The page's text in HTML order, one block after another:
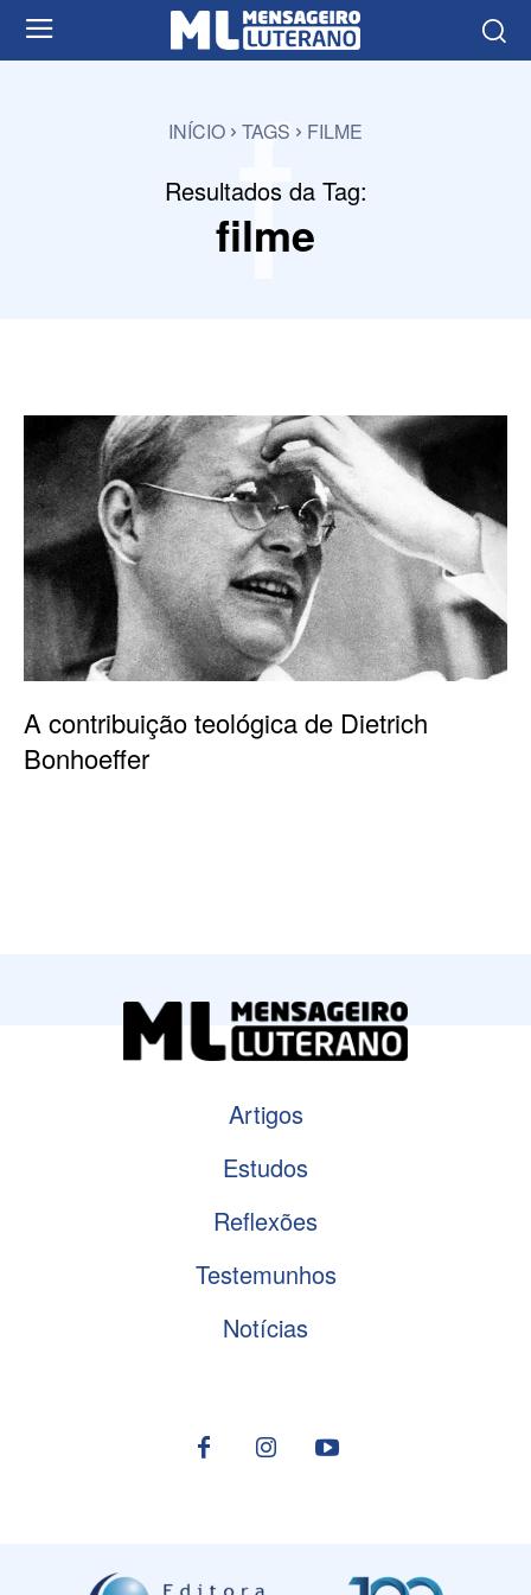
INÍCIO TAGS FILME
Resultados da Tag:
filme
f
A contribuição teológica de Dietrich
Bonhoeffer
Artigos
Estudos
Reflexões
Testemunhos
Notícias